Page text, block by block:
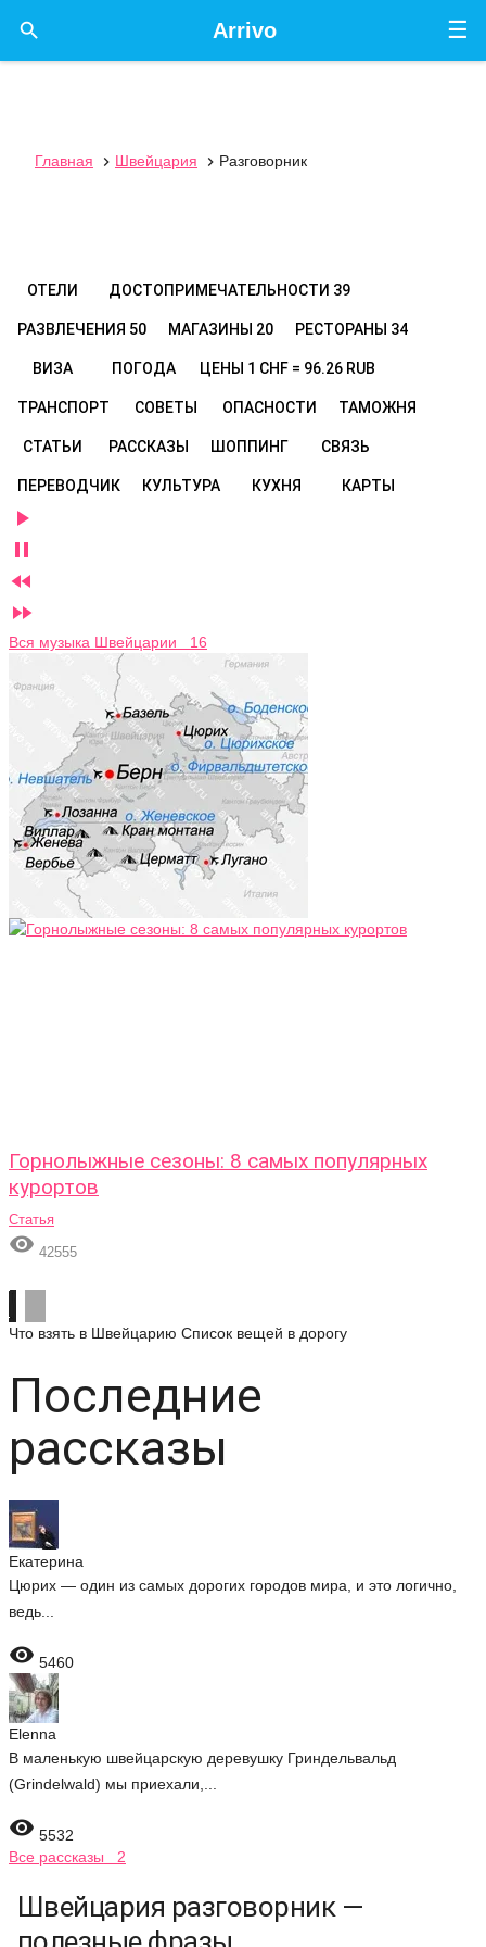
☰
Arrivo

Главная  Швейцария  Разговорник
ОТЕЛИ ДОСТОПРИМЕЧАТЕЛЬНОСТИ 39
РАЗВЛЕЧЕНИЯ 50 МАГАЗИНЫ 20 РЕСТОРАНЫ 34
ВИЗА ПОГОДА ЦЕНЫ 1 CHF = 96.26 RUB
ТРАНСПОРТ СОВЕТЫ ОПАСНОСТИ ТАМОЖНЯ
СТАТЬИ РАССКАЗЫ ШОППИНГ СВЯЗЬ
ПЕРЕВОДЧИК КУЛЬТУРА КУХНЯ КАРТЫ




Вся музыка Швейцарии 16
Горнолыжные сезоны: 8 самых популярных
курортов
Статья
 42555
Что взять в Швейцарию Список вещей в дорогу
Последние
рассказы
Екатерина
Цюрих — один из самых дорогих городов мира, и это логично,
ведь...
 5460
Elenna
В маленькую швейцарскую деревушку Гриндельвальд
(Grindelwald) мы приехали,...
 5532
Все рассказы 2
Швейцария разговорник —